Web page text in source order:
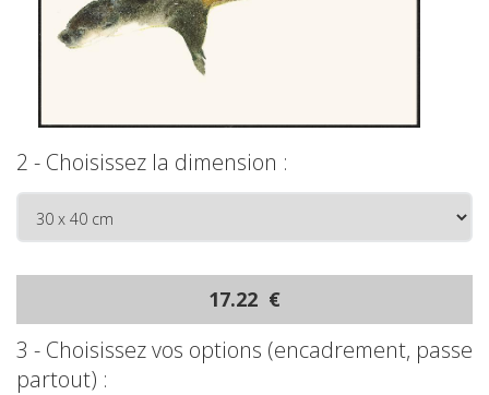
2 - Choisissez la dimension :
17.22 €
3 - Choisissez vos options (encadrement, passe
partout) :